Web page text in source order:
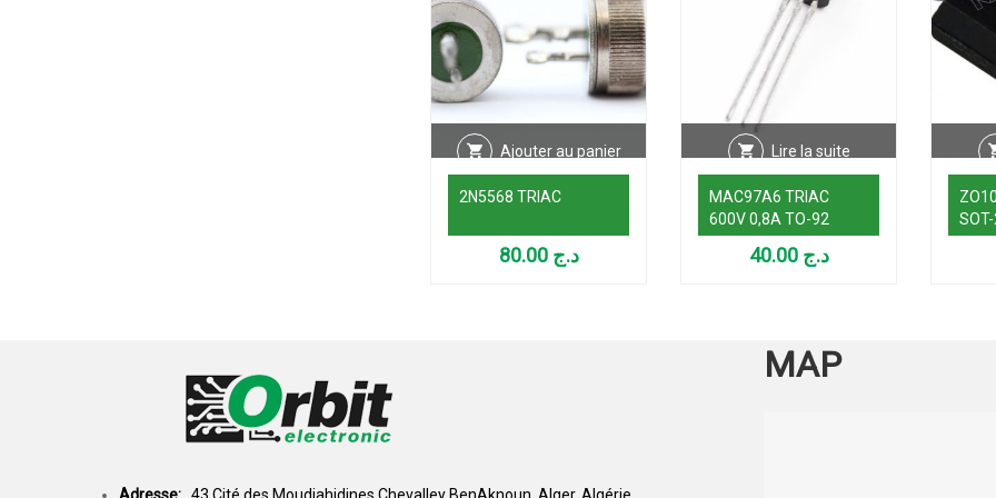
Ajouter au panier
2N5568 TRIAC
د.ج 80.00
Lire la suite
MAC97A6 TRIAC
600V 0,8A TO-92
د.ج 40.00
MAP